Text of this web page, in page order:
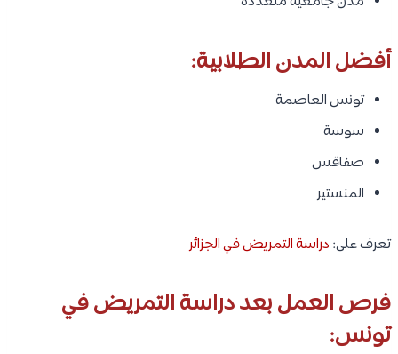
أفضل المدن الطلابية:
تونس العاصمة
سوسة
صفاقس
المنستير
تعرف على: دراسة التمريض في الجزائر
فرص العمل بعد دراسة التمريض في
تونس: